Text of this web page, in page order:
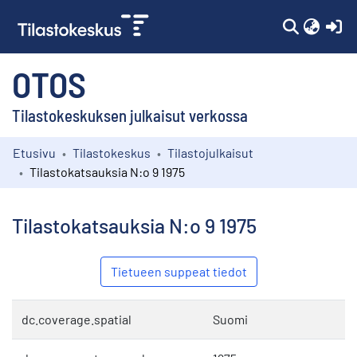
OTOS
Tilastokeskuksen julkaisut verkossa
Kokoelmat
Etusivu Tilastokeskus
Tilastojulkaisut
Tilastokatsauksia N:o 9 1975
Tilastokatsauksia N:o 9 1975
Tietueen suppeat tiedot
dc.coverage.spatial Suomi